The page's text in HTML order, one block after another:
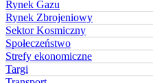
Rynek Gazu
Rynek Zbrojeniowy
Sektor Kosmiczny
Społeczeństwo
Strefy ekonomiczne
Targi